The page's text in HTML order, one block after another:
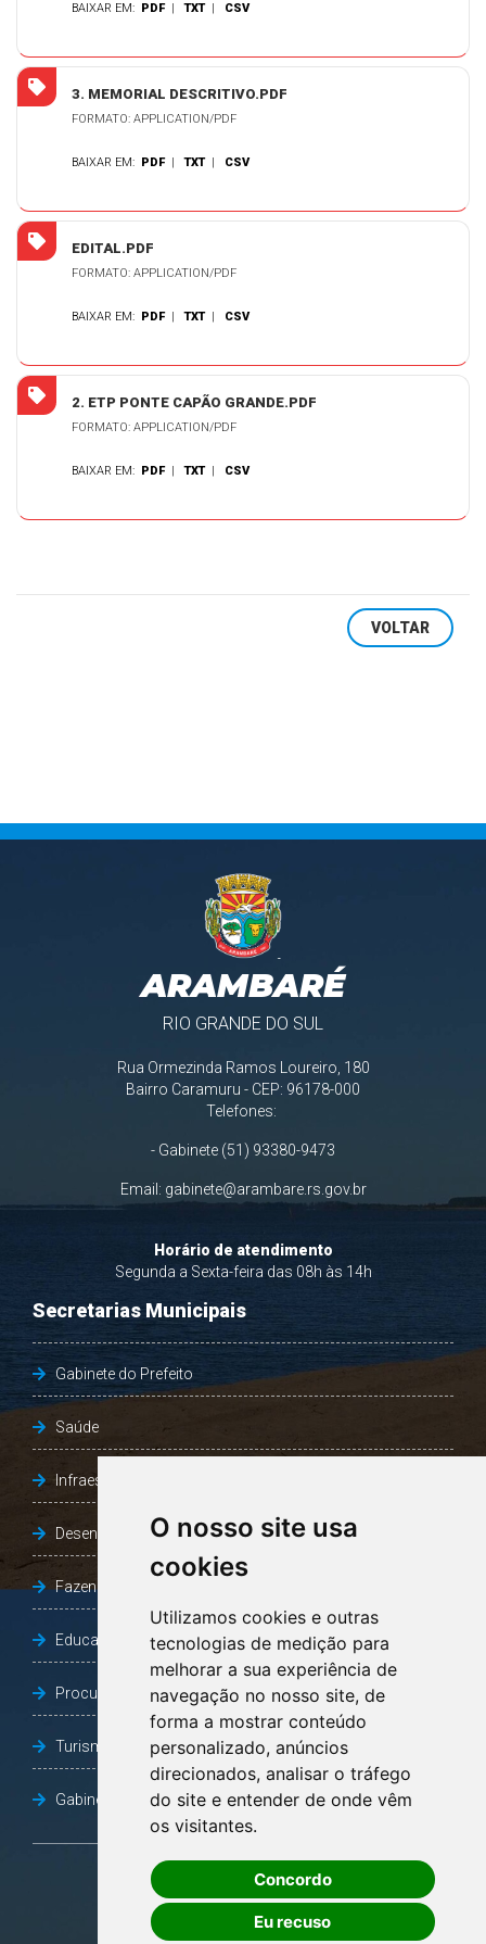
O nosso site usa
cookies
Utilizamos cookies e outras
tecnologias de medição para
melhorar a sua experiência de
navegação no nosso site, de
forma a mostrar conteúdo
personalizado, anúncios
direcionados, analisar o tráfego
do site e entender de onde vêm
os visitantes.
Concordo
Eu recuso
BAIXAR EM: PDF |TXT | CSV
3. MEMORIAL DESCRITIVO.PDF
FORMATO: APPLICATION/PDF
BAIXAR EM: PDF |TXT | CSV
EDITAL.PDF
FORMATO: APPLICATION/PDF
BAIXAR EM: PDF |TXT | CSV
2. ETP PONTE CAPÃO GRANDE.PDF
FORMATO: APPLICATION/PDF
BAIXAR EM: PDF |TXT | CSV
VOLTAR
ARAMBARÉ
RIO GRANDE DO SUL
Rua Ormezinda Ramos Loureiro, 180
Bairro Caramuru - CEP: 96178-000
Telefones:
- Gabinete (51) 93380-9473
Email: gabinete@arambare.rs.gov.br
Horário de atendimento
Segunda a Sexta-feira das 08h às 14h
Secretarias Municipais
Gabinete do Prefeito
Saúde
Infraestrutura, Agricultura e Meio Ambiente
Desenvolvimento Social
Fazenda e Desenvolvimento Econômico
Educação
Procuradoria Geral do Município
Turismo, Desporto e Cultura
Gabinete Vice-Prefeito
OUVIDORIA